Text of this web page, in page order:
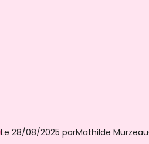
Le 28/08/2025 parMathilde Murzeau